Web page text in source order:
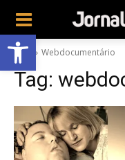
Abrir a barra de
Tags Webdocumentário
Tag: